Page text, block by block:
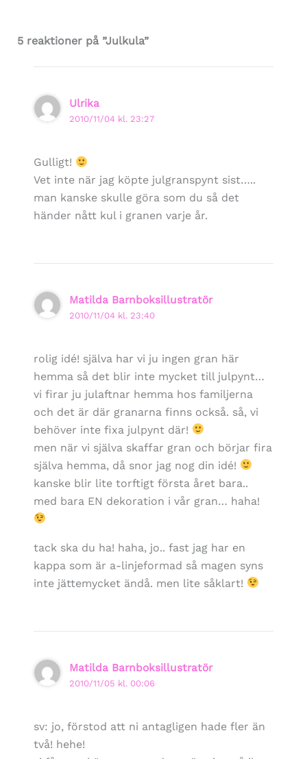
5 reaktioner på ”Julkula”
Ulrika
2010/11/04 kl. 23:27
Gulligt!
Vet inte när jag köpte julgranspynt sist…..
man kanske skulle göra som du så det
händer nått kul i granen varje år.
Matilda Barnboksillustratör
2010/11/04 kl. 23:40
rolig idé! själva har vi ju ingen gran här
hemma så det blir inte mycket till julpynt…
vi firar ju julaftnar hemma hos familjerna
och det är där granarna finns också. så, vi
behöver inte fixa julpynt där!
men när vi själva skaffar gran och börjar fira
själva hemma, då snor jag nog din idé!
kanske blir lite torftigt första året bara..
med bara EN dekoration i vår gran… haha!
tack ska du ha! haha, jo.. fast jag har en
kappa som är a-linjeformad så magen syns
inte jättemycket ändå. men lite såklart!
Matilda Barnboksillustratör
2010/11/05 kl. 00:06
sv: jo, förstod att ni antagligen hade fler än
två! hehe!